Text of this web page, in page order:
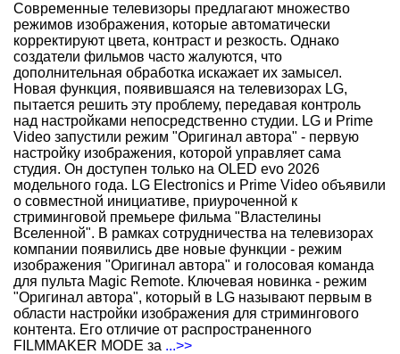
Современные телевизоры предлагают множество
режимов изображения, которые автоматически
корректируют цвета, контраст и резкость. Однако
создатели фильмов часто жалуются, что
дополнительная обработка искажает их замысел.
Новая функция, появившаяся на телевизорах LG,
пытается решить эту проблему, передавая контроль
над настройками непосредственно студии. LG и Prime
Video запустили режим "Оригинал автора" - первую
настройку изображения, которой управляет сама
студия. Он доступен только на OLED evo 2026
модельного года. LG Electronics и Prime Video объявили
о совместной инициативе, приуроченной к
стриминговой премьере фильма "Властелины
Вселенной". В рамках сотрудничества на телевизорах
компании появились две новые функции - режим
изображения "Оригинал автора" и голосовая команда
для пульта Magic Remote. Ключевая новинка - режим
"Оригинал автора", который в LG называют первым в
области настройки изображения для стримингового
контента. Его отличие от распространенного
FILMMAKER MODE за ...>>